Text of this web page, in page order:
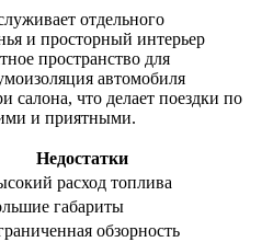
отдельного
и просторный интерьер
пространство для
автомобиля
салона, что делает поездки по
и приятными.
Недостатки
расход топлива
габариты
обзорность